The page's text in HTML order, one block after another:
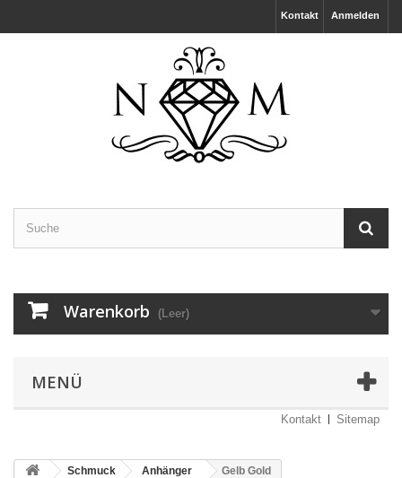
Anmelden
Kontakt
Warenkorb (Leer)
MENÜ
Kontakt Sitemap
Schmuck Anhänger Gelb Gold